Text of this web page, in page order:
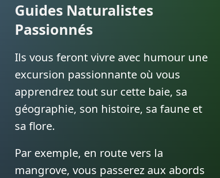
Guides Naturalistes
Passionnés
Ils vous feront vivre avec humour une
excursion passionnante où vous
apprendrez tout sur cette baie, sa
géographie, son histoire, sa faune et
sa flore.
Par exemple, en route vers la
mangrove, vous passerez aux abords